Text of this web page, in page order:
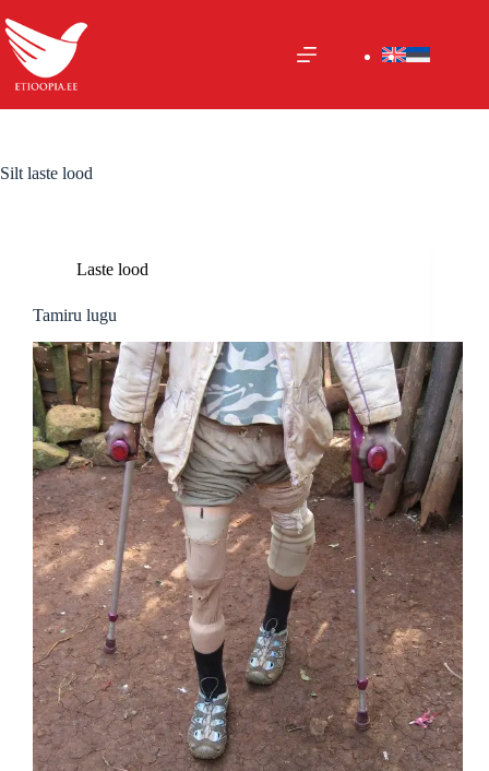
to
content
Silt laste lood
Laste lood
Tamiru lugu